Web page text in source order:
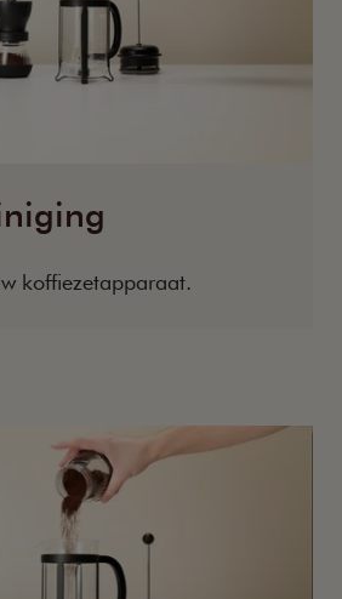
koffiezetapparaat.